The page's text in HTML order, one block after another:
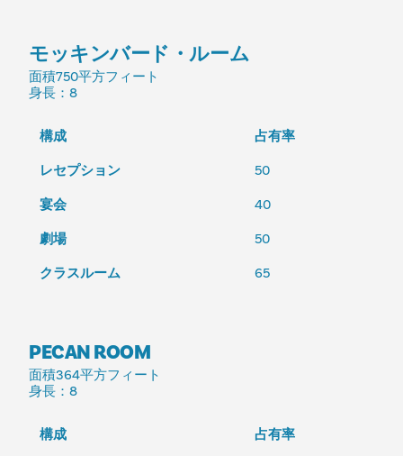
モッキンバード・ルーム
面積750平方フィート
身長 ：8
構成
占有率
レセプション
50
宴会
40
劇場
50
クラスルーム
65
PECAN ROOM
面積364平方フィート
身長 ：8
構成
占有率